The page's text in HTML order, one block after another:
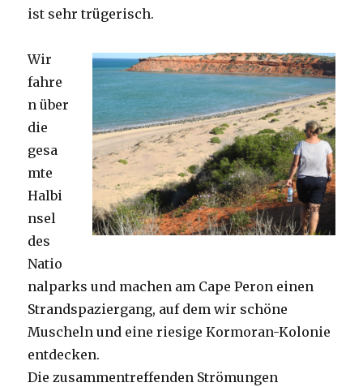
ist sehr trügerisch.
Wir
fahre
n über
die
gesa
mte
Halbi
nsel
des
Natio
nalparks und machen am Cape Peron einen
Strandspaziergang, auf dem wir schöne
Muscheln und eine riesige Kormoran-Kolonie
entdecken.
Die zusammentreffenden Strömungen